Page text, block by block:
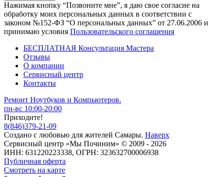
Нажимая кнопку “Позвоните мне”, я даю свое согласие на
обработку моих персональных данных в соответствии с
законом №152-ФЗ “О персональных данных” от 27.06.2006 и
принимаю условия Пользовательского соглашения
БЕСПЛАТНАЯ Консультация Мастера
Отзывы
О компании
Сервисный центр
Контакты
Ремонт Ноутбуков и Компьютеров.
пн-вс 10:00-20:00
Приходите!
8(846)379-21-09
Создано с любовью для жителей Самары. Наверх
Сервисный центр «Мы Починим» © 2009 - 2026
ИНН: 631220223338, ОГРН: 323632700006938
Публичная оферта
Смотреть на карте